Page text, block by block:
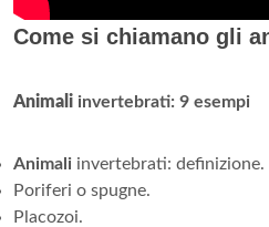
Come si chiamano gli
Animali invertebrati: 9 esempi
Animali invertebrati: definizione.
Poriferi o spugne.
Placozoi.